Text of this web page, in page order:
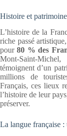
Histoire et
L’histoire de la
riche passé
pour80 % des
Mont-Saint-
témoignent d’un
millions de
Français, ces lieux
l’histoire de leur
préserver.
La langue française